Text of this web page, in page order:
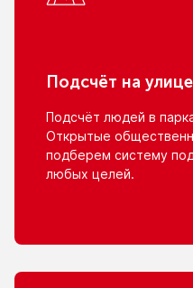
Подсчёт на улице
Подсчёт людей в
Открытые
подберем систему
любых целей.